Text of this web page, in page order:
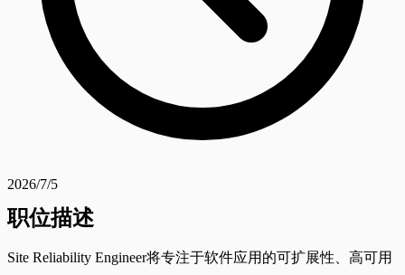
2026/7/5
职位描述
Site Reliability Engineer将专注于软件应用的可扩展性、高可用